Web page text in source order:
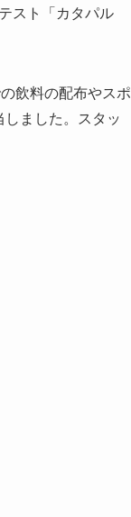
スト「カタパル
飲料の配布やスポ
ました。スタッ